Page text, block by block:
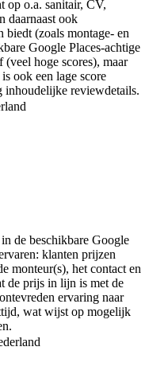
op o.a. sanitair, CV,
daarnaast ook
biedt (zoals montage- en
Google Places-achtige
hoge scores), maar
ook een lage score
inhoudelijke reviewdetails.
de beschikbare Google
klanten prijzen
monteur(s), het contact en
de prijs in lijn is met de
ervaring naar
wat wijst op mogelijk